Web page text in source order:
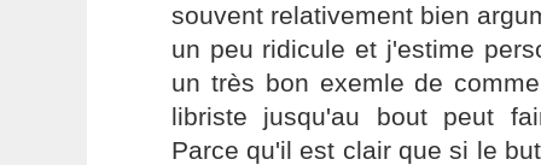
souvent relativement bien
un peu ridicule et j'estime
un très bon exemle de
libriste jusqu'au bout peut
Parce qu'il est clair que si le